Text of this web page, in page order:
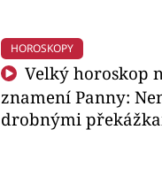
HOROSKOPY
Velký horoskop
znamení Panny:
drobnými